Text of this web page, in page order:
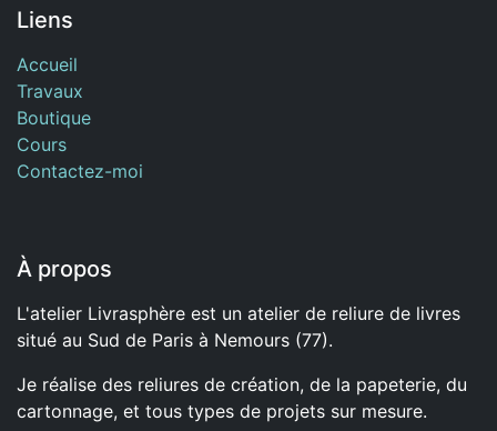
Liens
Accueil
Travaux
Boutique
Cours
Contactez-moi
À propos
L'atelier Livrasphère est un atelier de reliure de livres
situé au Sud de Paris à Nemours (77).
Je réalise des reliures de création, de la papeterie, du
cartonnage, et tous types de projets sur mesure.